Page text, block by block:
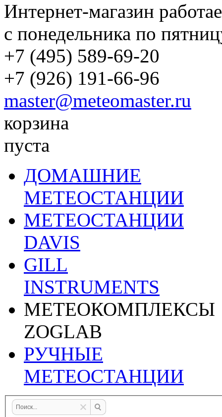
Интернет-магазин
с понедельника по
+7 (495) 589-69-20
+7 (926) 191-66-96
master@meteomaster.ru
корзина
пуста
ДОМАШНИЕ
МЕТЕОСТАНЦИИ
МЕТЕОСТАНЦИИ
DAVIS
GILL
INSTRUMENTS
МЕТЕОКОМПЛЕКСЫ
ZOGLAB
РУЧНЫЕ
МЕТЕОСТАНЦИИ